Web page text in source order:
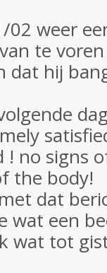
weer
te
dat hij
! no signs
the body!
dat
wat een
wat tot